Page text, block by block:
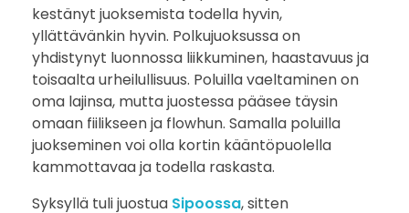
o
h
t
i
N
kestänyt juoksemista todella hyvin,
yllättävänkin hyvin. Polkujuoksussa on
yhdistynyt luonnossa liikkuminen, haastavuus ja
toisaalta urheilullisuus. Poluilla vaeltaminen on
oma lajinsa, mutta juostessa pääsee täysin
omaan fiilikseen ja flowhun. Samalla poluilla
juokseminen voi olla kortin kääntöpuolella
kammottavaa ja todella raskasta.
Syksyllä tuli juostua Sipoossa, sitten